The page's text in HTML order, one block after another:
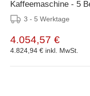
Kaffeemaschine - 5
3 - 5 Werktage
4.054,57 €
4.824,94 € inkl. MwSt.